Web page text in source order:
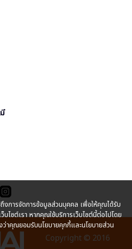
Copyright © 2016
งการจัดการข้อมูลส่วนบุคคล เพื่อให้คุณได้รับ
ไซต์เรา หากคุณใช้บริการเว็บไซต์นี้ต่อไปโดย
าคุณยอมรับนโยบายคุกกี้และนโยบายส่วน